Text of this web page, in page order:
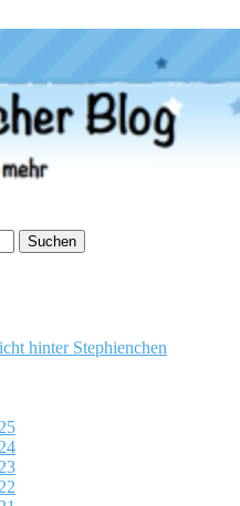
hinter Stephienchen